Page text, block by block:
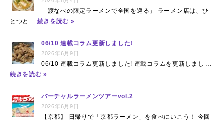
「渡なべの限定ラーメンで全国を巡る」 ラーメン店は、ひ
とつと …続きを読む »
06/10 連載コラム更新しました!
2026年6月9日
06/10 連載コラム更新しました! 連載コラムを更新しまし …
続きを読む »
バーチャルラーメンツアーvol.2
2026年6月9日
【京都】 日帰りで「京都ラーメン」を食べにいこう！ 今回